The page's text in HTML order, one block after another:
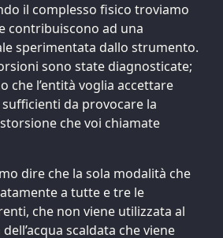
il complesso fisico troviamo
contribuiscono ad una
sperimentata dallo strumento.
sono state diagnosticate;
che l’entità voglia accettare
da provocare la
che voi chiamate
dire che la sola modalità che
a tutte e tre le
che non viene utilizzata al
scaldata che viene